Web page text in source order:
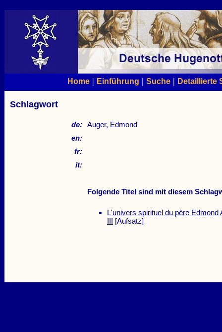
Home| Einführung | Suche| Detaillierte
Schlagwort
de: Auger, Edmond
en:
fr:
it:
Folgende Titel sind mit diesem
L'univers spirituel du père
III [Aufsatz]